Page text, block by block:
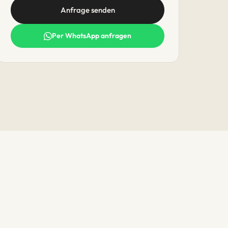
Anfrage senden
Per WhatsApp anfragen